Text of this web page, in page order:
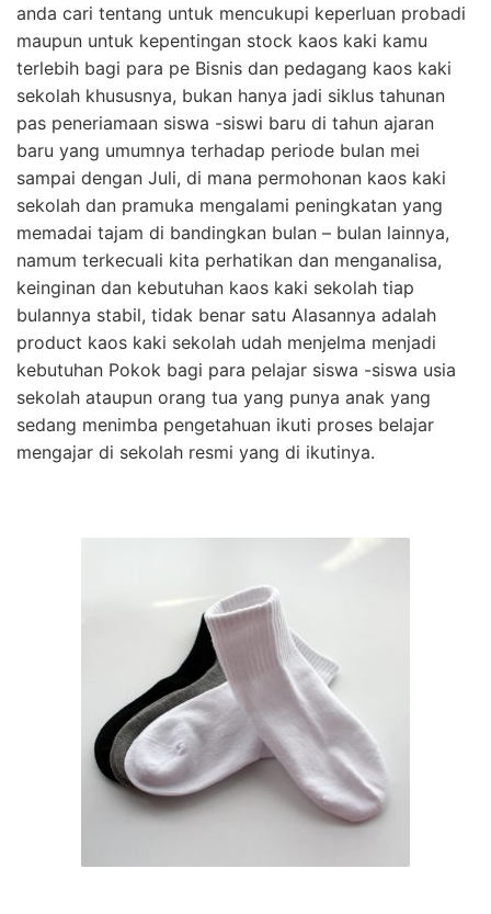
anda cari tentang untuk mencukupi keperluan probadi
maupun untuk kepentingan stock kaos kaki kamu
terlebih bagi para pe Bisnis dan pedagang kaos kaki
sekolah khususnya, bukan hanya jadi siklus tahunan
pas peneriamaan siswa -siswi baru di tahun ajaran
baru yang umumnya terhadap periode bulan mei
sampai dengan Juli, di mana permohonan kaos kaki
sekolah dan pramuka mengalami peningkatan yang
memadai tajam di bandingkan bulan – bulan lainnya,
namum terkecuali kita perhatikan dan menganalisa,
keinginan dan kebutuhan kaos kaki sekolah tiap
bulannya stabil, tidak benar satu Alasannya adalah
product kaos kaki sekolah udah menjelma menjadi
kebutuhan Pokok bagi para pelajar siswa -siswa usia
sekolah ataupun orang tua yang punya anak yang
sedang menimba pengetahuan ikuti proses belajar
mengajar di sekolah resmi yang di ikutinya.